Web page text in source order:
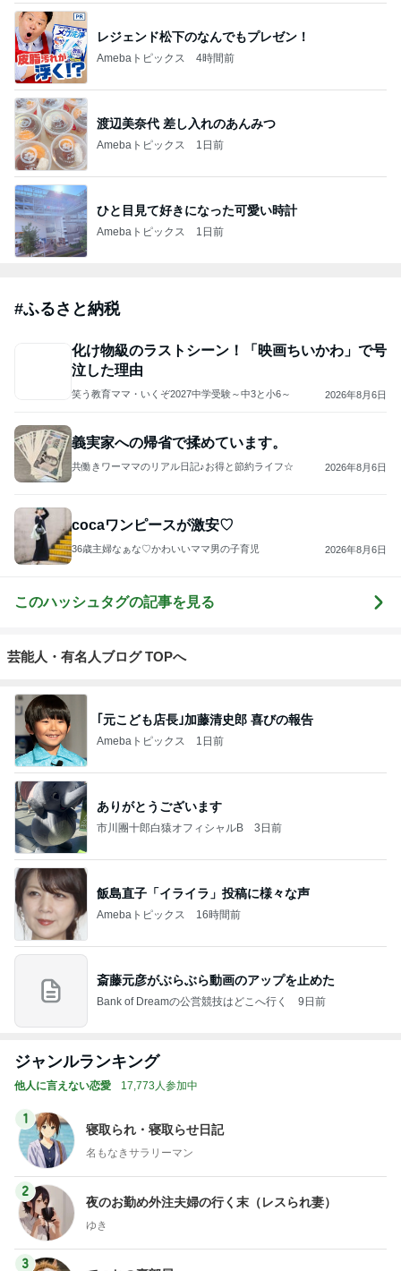
レジェンド松下のなんでもプレゼン！
Amebaトピックス 4時間前
渡辺美奈代 差し入れのあんみつ
Amebaトピックス 1日前
ひと目見て好きになった可愛い時計
Amebaトピックス 1日前
#ふるさと納税
化け物級のラストシーン！「映画ちいかわ」で号
泣した理由
笑う教育ママ・いくぞ2027中学受験～中3と小6～ 2026年8月6日
義実家への帰省で揉めています。
共働きワーママのリアル日記♪お得と節約ライフ☆ 2026年8月6日
cocaワンピースが激安♡
36歳主婦なぁな♡かわいいママ男の子育児 2026年8月6日
このハッシュタグの記事を見る
芸能人・有名人ブログ TOPへ
｢元こども店長｣加藤清史郎 喜びの報告
Amebaトピックス 1日前
ありがとうございます
市川團十郎白猿オフィシャルB 3日前
飯島直子「イライラ」投稿に様々な声
Amebaトピックス 16時間前
斎藤元彦がぶらぶら動画のアップを止めた
Bank of Dreamの公営競技はどこへ行く 9日前
ジャンルランキング
他人に言えない恋愛 17,773人参加中
1
寝取られ・寝取らせ日記
名もなきサラリーマン
2
夜のお勤め外注夫婦の行く末（レスられ妻）
ゆき
3